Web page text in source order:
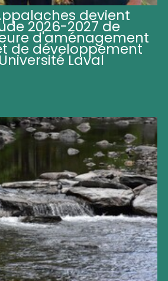
devient
2026-2027 de
d'aménagement
de développement
Laval